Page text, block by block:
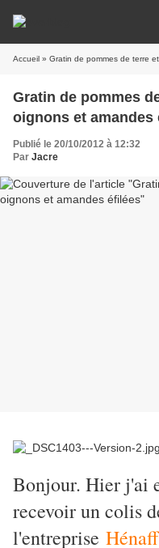
Accueil » Gratin de pommes de terre
Gratin de pommes
oignons et amandes
Publié le 20/10/2012 à 12:32
Par Jacre
Bonjour. Hier j'ai
recevoir un colis
l'entreprise Hénaff